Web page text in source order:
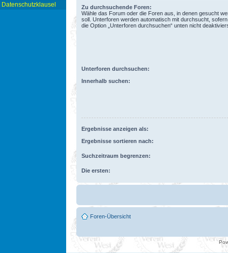
Datenschutzklausel
Zu durchsuchende Foren:
Wähle das Forum oder die Foren aus, in denen gesucht
soll. Unterforen werden automatisch mit durchsucht,
die Option „Unterforen durchsuchen“ unten nicht
Unterforen durchsuchen:
Innerhalb suchen:
Ergebnisse anzeigen als:
Ergebnisse sortieren nach:
Suchzeitraum begrenzen:
Die ersten:
Foren-Übersicht